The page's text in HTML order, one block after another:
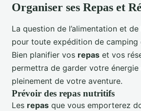
Organiser ses Repas et
La question de l’alimentation et de
pour toute expédition de camping
Bien planifier vos repas et vos
permettra de garder votre
pleinement de votre aventure.
Prévoir des repas nutritifs
Les repas que vous emporterez